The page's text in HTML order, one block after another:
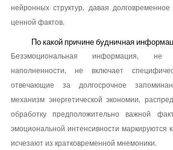
нейронных структур, давая
ценной фактов.
По какой причине будничная
Безэмоциональная информация,
наполненности, не включает
отвечающие за долгосрочное
механизм энергетической экономии,
обработку предположительно важной
эмоциональной интенсивности маркируются
исчезают из кратковременной мнемоники.